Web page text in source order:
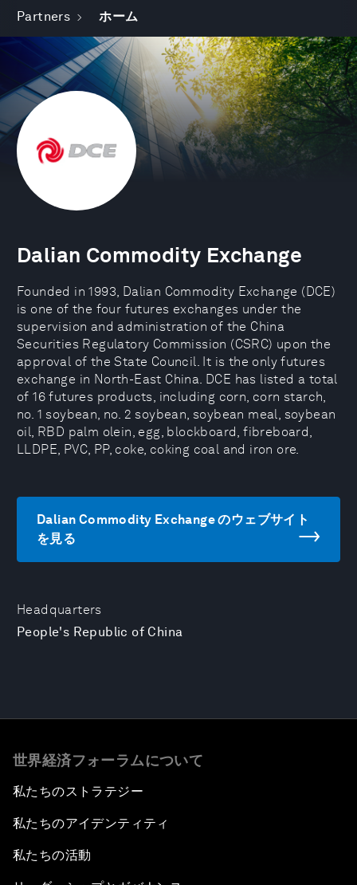
Partners ホーム
Headquarters
People's Republic of China
Dalian Commodity Exchange
Founded in 1993, Dalian Commodity Exchange (DCE)
is one of the four futures exchanges under the
supervision and administration of the China
Securities Regulatory Commission (CSRC) upon the
approval of the State Council. It is the only futures
exchange in North-East China. DCE has listed a total
of 16 futures products, including corn, corn starch,
no. 1 soybean, no. 2 soybean, soybean meal, soybean
oil, RBD palm olein, egg, blockboard, fibreboard,
LLDPE, PVC, PP, coke, coking coal and iron ore.
Dalian Commodity Exchange のウェブサイト
を見る
世界経済フォーラムについて
私たちのストラテジー
私たちのアイデンティティ
私たちの活動